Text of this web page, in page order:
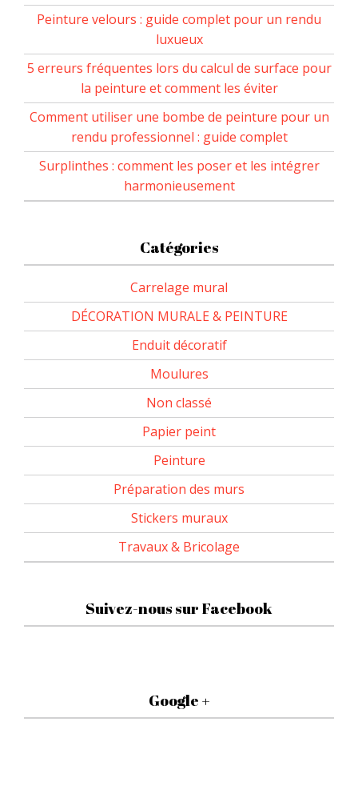
Peinture velours : guide complet pour un rendu
luxueux
5 erreurs fréquentes lors du calcul de surface pour
la peinture et comment les éviter
Comment utiliser une bombe de peinture pour un
rendu professionnel : guide complet
Surplinthes : comment les poser et les intégrer
harmonieusement
Catégories
Carrelage mural
DÉCORATION MURALE & PEINTURE
Enduit décoratif
Moulures
Non classé
Papier peint
Peinture
Préparation des murs
Stickers muraux
Travaux & Bricolage
Suivez-nous sur Facebook
Google +